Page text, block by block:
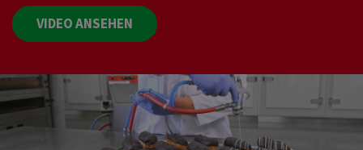
VIDEO ANSEHEN